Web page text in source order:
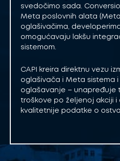
svedočimo sada.
Meta poslovnih alata (Meta
oglašivačima,
omogućavaju lakšu
sistemom.
CAPI kreira direktnu vezu
oglašivača i Meta sistema
oglašavanje – unapređuje
troškove po željenoj akciji
kvalitetnije podatke o